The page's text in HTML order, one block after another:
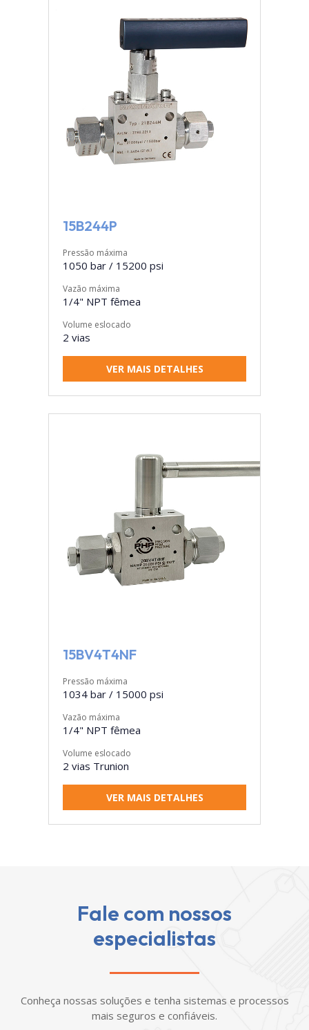
15B244P
Pressão máxima
1050 bar / 15200 psi
Vazão máxima
1/4" NPT fêmea
Volume eslocado
2 vias
VER MAIS DETALHES
15BV4T4NF
Pressão máxima
1034 bar / 15000 psi
Vazão máxima
1/4" NPT fêmea
Volume eslocado
2 vias Trunion
VER MAIS DETALHES
Fale com nossos
especialistas
Conheça nossas soluções e tenha sistemas e processos
mais seguros e confiáveis.